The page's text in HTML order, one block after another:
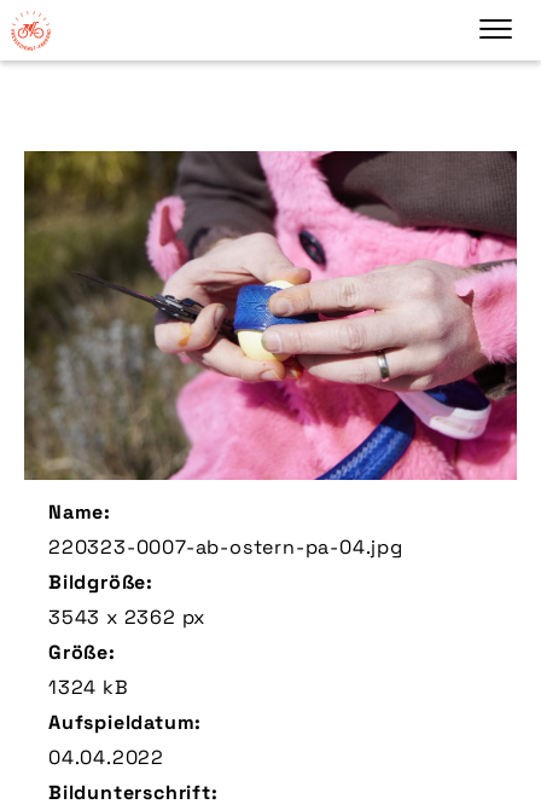
Name:
220323-0007-ab-ostern-pa-04.jpg
Bildgröße:
3543 x 2362 px
Größe:
1324 kB
Aufspieldatum:
04.04.2022
Bildunterschrift: